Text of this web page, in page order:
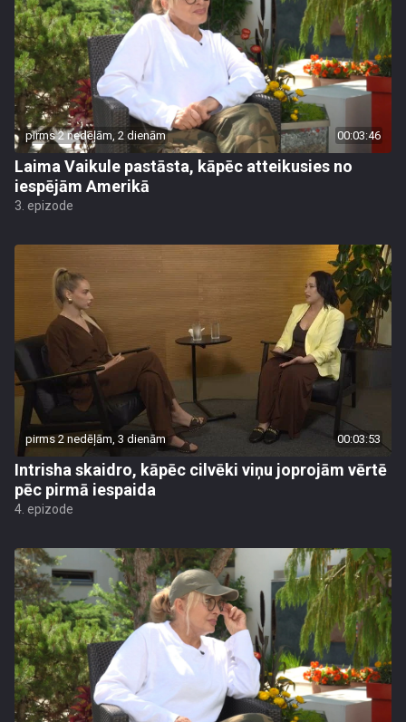
pirms 2 nedēļām, 2 dienām 00:03:46
Laima Vaikule pastāsta, kāpēc atteikusies no
iespējām Amerikā
3. epizode
pirms 2 nedēļām, 3 dienām 00:03:53
Intrisha skaidro, kāpēc cilvēki viņu joprojām vērtē
pēc pirmā iespaida
4. epizode